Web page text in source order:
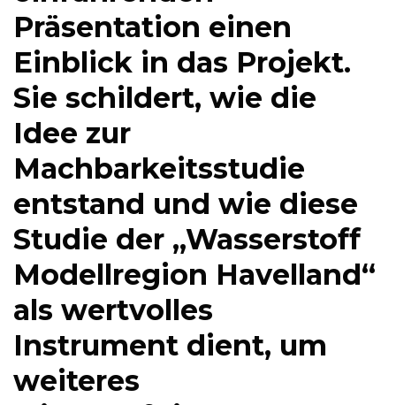
Präsentation einen
Einblick in das Projekt.
Sie schildert, wie die
Idee zur
Machbarkeitsstudie
entstand und wie diese
Studie der „Wasserstoff
Modellregion Havelland“
als wertvolles
Instrument dient, um
weiteres